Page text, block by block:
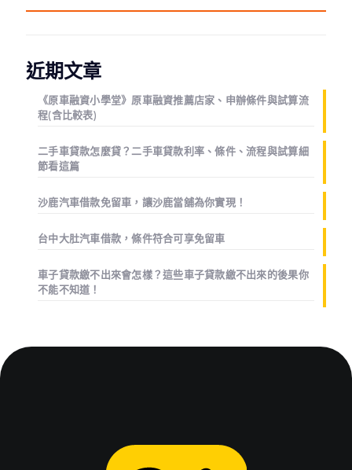
近期文章
《原車融資小學堂》原車融資推薦店家、申辦條件與試算流
程(含比較表)
二手車貸款怎麼貸？二手車貸款利率、條件、流程與試算細
節看這篇
沙鹿汽車借款免留車，讓沙鹿當舖為你實現！
台中大肚汽車借款，條件符合可享免留車
車子貸款繳不出來會怎樣？這些車子貸款繳不出來的後果你
不能不知道！